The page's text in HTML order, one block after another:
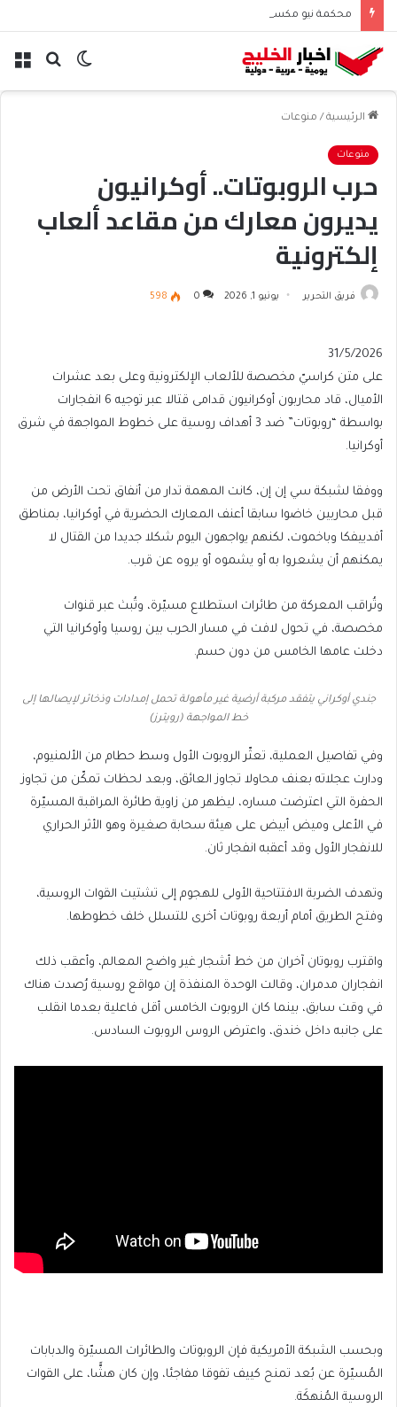
محكمة نيو مكسيكو تغرم ميتا نصف مليار دولار بسبب الأطفال
بحث الوضع
الرئيسية / منوعات
منوعات
حرب الروبوتات.. أوكرانيون
يديرون معارك من مقاعد ألعاب
إلكترونية
فريق التحرير يونيو 1, 2026 0
598
Published
On
31/5/2026
31/5/2026
على متن كراسيّ مخصصة للألعاب الإلكترونية وعلى بعد عشرات
الأميال، قاد محاربون أوكرانيون قدامى قتالا عبر توجيه 6 انفجارات
بواسطة “روبوتات” ضد 3 أهداف روسية على خطوط المواجهة في شرق
أوكرانيا.
ووفقا لشبكة سي إن إن، كانت المهمة تدار من أنفاق تحت الأرض من
قبل محاربين خاضوا سابقا أعنف المعارك الحضرية في أوكرانيا، بمناطق
أفدييفكا وباخموت، لكنهم يواجهون اليوم شكلا جديدا من القتال لا
يمكنهم أن يشعروا به أو يشموه أو يروه عن قرب.
وتُراقب المعركة من طائرات استطلاع مسيّرة، وتُبث عبر قنوات
مخصصة، في تحول لافت في مسار الحرب بين روسيا وأوكرانيا التي
دخلت عامها الخامس من دون حسم.
جندي أوكراني يتفقد مركبة أرضية غير مأهولة تحمل إمدادات وذخائر لإيصالها إلى
خط المواجهة (رويترز)
وفي تفاصيل العملية، تعثّر الروبوت الأول وسط حطام من الألمنيوم،
ودارت عجلاته بعنف محاولا تجاوز العائق، وبعد لحظات تمكّن من تجاوز
الحفرة التي اعترضت مساره، ليظهر من زاوية طائرة المراقبة المسيّرة
في الأعلى وميض أبيض على هيئة سحابة صغيرة وهو الأثر الحراري
للانفجار الأول وقد أعقبه انفجار ثان.
وتهدف الضربة الافتتاحية الأولى للهجوم إلى تشتيت القوات الروسية،
وفتح الطريق أمام أربعة روبوتات أخرى للتسلل خلف خطوطها.
واقترب روبوتان آخران من خط أشجار غير واضح المعالم، وأعقب ذلك
انفجاران مدمران، وقالت الوحدة المنفذة إن مواقع روسية رُصدت هناك
في وقت سابق، بينما كان الروبوت الخامس أقل فاعلية بعدما انقلب
على جانبه داخل خندق، واعترض الروس الروبوت السادس.
وبحسب الشبكة الأمريكية فإن الروبوتات والطائرات المسيّرة والدبابات
المُسيّرة عن بُعد تمنح كييف تفوقا مفاجئا، وإن كان هشًّا، على القوات
الروسية المُنهكَة.